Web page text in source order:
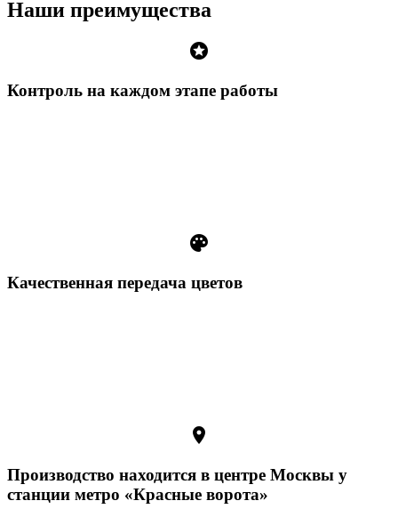
Наши преимущества
stars
Контроль на каждом этапе работы
palette
Качественная передача цветов
room
Производство находится в центре Москвы у
станции метро «Красные ворота»